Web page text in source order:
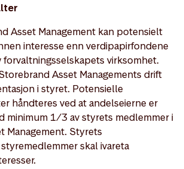
Asset Management kan potensielt
interesse enn verdipapirfondene
forvaltningsselskapets virksomhet.
Asset Managements drift
i styret. Potensielle
håndteres ved at andelseierne er
minimum 1/3 av styrets medlemmer i
Management. Styrets
skal ivareta